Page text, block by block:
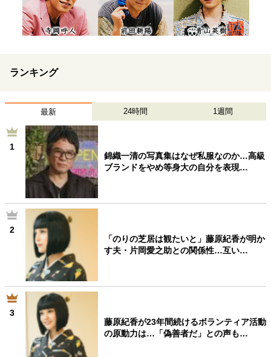
ランキング
最新 24時間 1週間
1
錦織一清の写真集はなぜ私服なのか…高級
ブランドをやめ等身大の自分を表現…
2
「のりの芝居は観たいと」藤原紀香が明か
す夫・片岡愛之助との関係性…互い…
3
藤原紀香が23年間続けるボランティア活動
の原動力は…「偽善者だ」との声も…